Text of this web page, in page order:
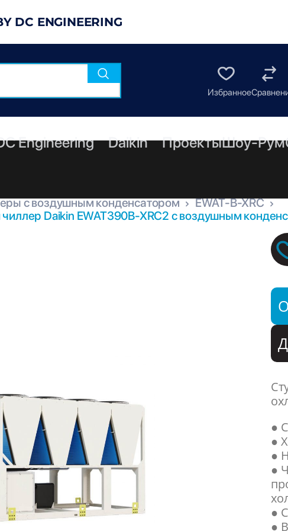
DC ENGINEERING
Engineering Daikin ПроектыШоу-Рум
с воздушным конденсатором
EWAT-B-XRC
Daikin EWAT390B-XRC2 с воздушным
●
●
●
●
●
●